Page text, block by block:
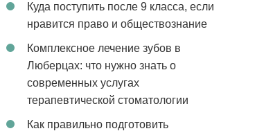
Куда поступить после 9 класса, если
нравится право и обществознание
Комплексное лечение зубов в
Люберцах: что нужно знать о
современных услугах
терапевтической стоматологии
Как правильно подготовить